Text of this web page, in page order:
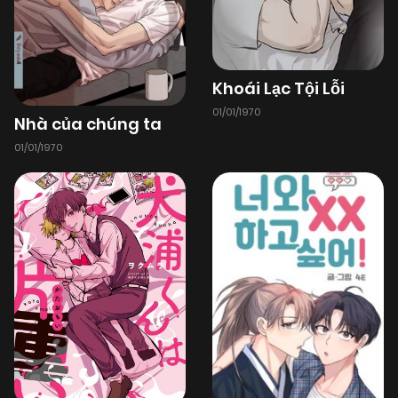
Chapter 83(VIP) 09/02/2026
Chapter 82(VIP) 09/02/2026
Chapter 81 09/02/2026
Chapter 80(VIP) 09/02/2026
Chapter 79(VIP) 09/02/2026
Chapter 78(VIP) 09/02/2026
Chapter 77(VIP) 09/02/2026
Nhà của chúng ta
01/01/1970
Khoái Lạc Tội Lỗi
01/01/1970